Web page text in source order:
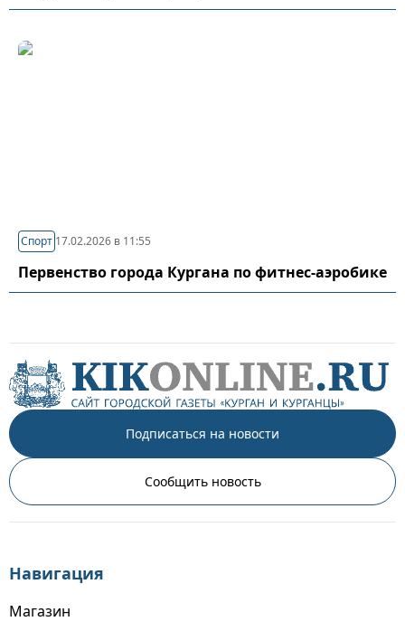
Спорт 17.02.2026 в 11:55
Первенство города Кургана по фитнес-аэробике
Подписаться на новости
Сообщить новость
Навигация
Магазин